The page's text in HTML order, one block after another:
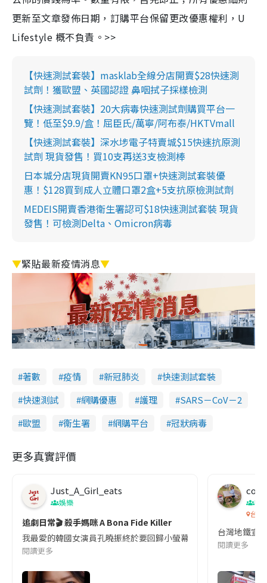
更新至文章發佈日期，訂購平台保留更改優惠權利，U
Lifestyle 概不負責。>>
【快速測試套裝】masklab全線分店開賣$28快速測
試劑！獲歐盟、英國認證 鼻咽拭子採樣檢測
【快速測試套裝】20大病毒快速測試劑購買平台一
覽！低至$9.9/盒！屈臣氏/萬寧/阿布泰/HKTVmall
【快速測試套裝】深水埗電子特賣城$15快速抗原測
試劑 現貨發售！買10支再送3支檢測棒
日本城分店現貨開賣KN95口罩+快速測試套裝優
惠！$128買到成人立體口罩2盒+5支抗原檢測試劑
MEDEIS開賣香港衛生署認可$18快速測試套裝 現貨
發售！可檢測Delta、Omicron病毒
▼緊貼最新疫情消息▼
著數 疫情 新冠肺炎
快速測試套裝
快速測試
網購優惠 護理
SARS－CoV－2
歐盟
衞生署 網購平台 冠狀病毒
更多真實評價
Just_A_Girl_eats
娛樂
追劇日常🎬 殺手媽咪 A Bona Fide Killer
我最愛的韓國女演員孔曉振終於要回歸小螢幕啦!這次的劇本改編
閱讀更多
co
吹
台灣
台灣地鐵宣
閱讀更多